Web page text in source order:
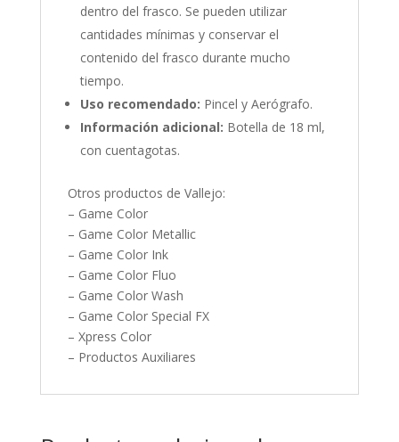
dentro del frasco. Se pueden utilizar
cantidades mínimas y conservar el
contenido del frasco durante mucho
tiempo.
Uso recomendado: Pincel y Aerógrafo.
Información adicional: Botella de 18 ml,
con cuentagotas.
Otros productos de Vallejo:
– Game Color
– Game Color Metallic
– Game Color Ink
– Game Color Fluo
– Game Color Wash
– Game Color Special FX
– Xpress Color
– Productos Auxiliares